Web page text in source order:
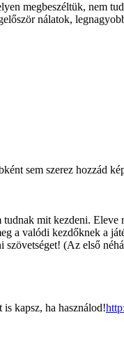
megbeszéltük, nem
nálatok,
sem szerez hozzád
mit kezdeni.
a valódi kezdőknek a
(Az első
kapsz, ha használod!